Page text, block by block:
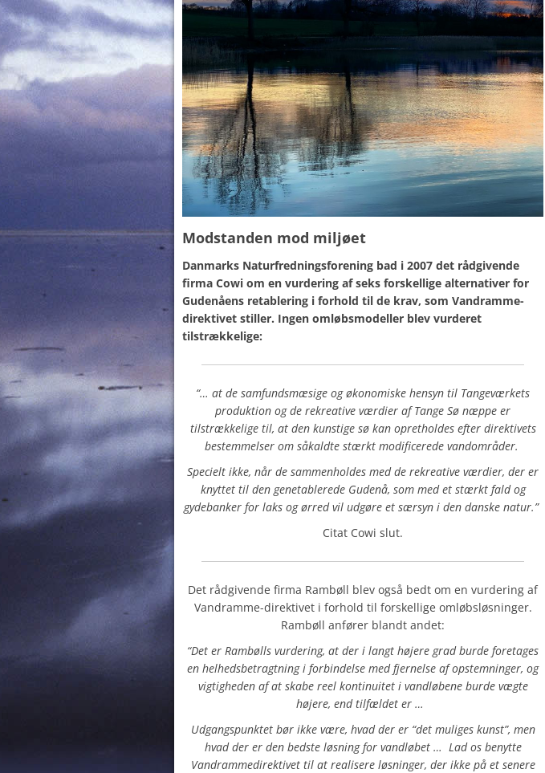
Modstanden mod miljøet
Danmarks Naturfredningsforening bad i 2007 det rådgivende
firma Cowi om en vurdering af seks forskellige alternativer for
Gudenåens retablering i forhold til de krav, som Vandramme-
direktivet stiller. Ingen omløbsmodeller blev vurderet
tilstrækkelige:
“… at de samfundsmæsige og økonomiske hensyn til Tangeværkets
produktion og de rekreative værdier af Tange Sø næppe er
tilstrækkelige til, at den kunstige sø kan opretholdes efter direktivets
bestemmelser om såkaldte stærkt modificerede vandområder.
Specielt ikke, når de sammenholdes med de rekreative værdier, der er
knyttet til den genetablerede Gudenå, som med et stærkt fald og
gydebanker for laks og ørred vil udgøre et særsyn i den danske natur.”
Citat Cowi slut.
Det rådgivende firma Rambøll blev også bedt om en vurdering af
Vandramme-direktivet i forhold til forskellige omløbsløsninger.
Rambøll anfører blandt andet:
“Det er Rambølls vurdering, at der i langt højere grad burde foretages
en helhedsbetragtning i forbindelse med fjernelse af opstemninger, og
vigtigheden af at skabe reel kontinuitet i vandløbene burde vægte
højere, end tilfældet er …
Udgangspunktet bør ikke være, hvad der er “det muliges kunst”, men
hvad der er den bedste løsning for vandløbet … Lad os benytte
Vandrammedirektivet til at realisere løsninger, der ikke på et senere